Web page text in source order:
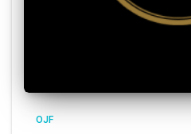
OJF